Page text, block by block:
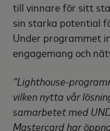
till vinnare för sitt
sin starka potential
Under programmet
engagemang och
”Lighthouse-
vilken nytta vår
samarbetet med
Mastercard har